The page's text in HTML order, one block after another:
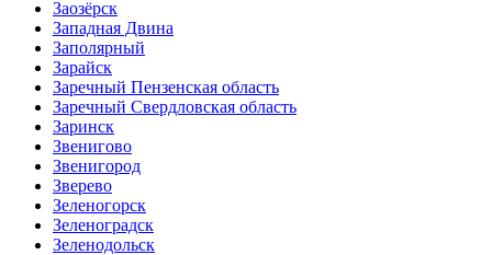
Заозёрск
Западная Двина
Заполярный
Зарайск
Заречный Пензенская область
Заречный Свердловская область
Заринск
Звенигово
Звенигород
Зверево
Зеленогорск
Зеленоградск
Зеленодольск